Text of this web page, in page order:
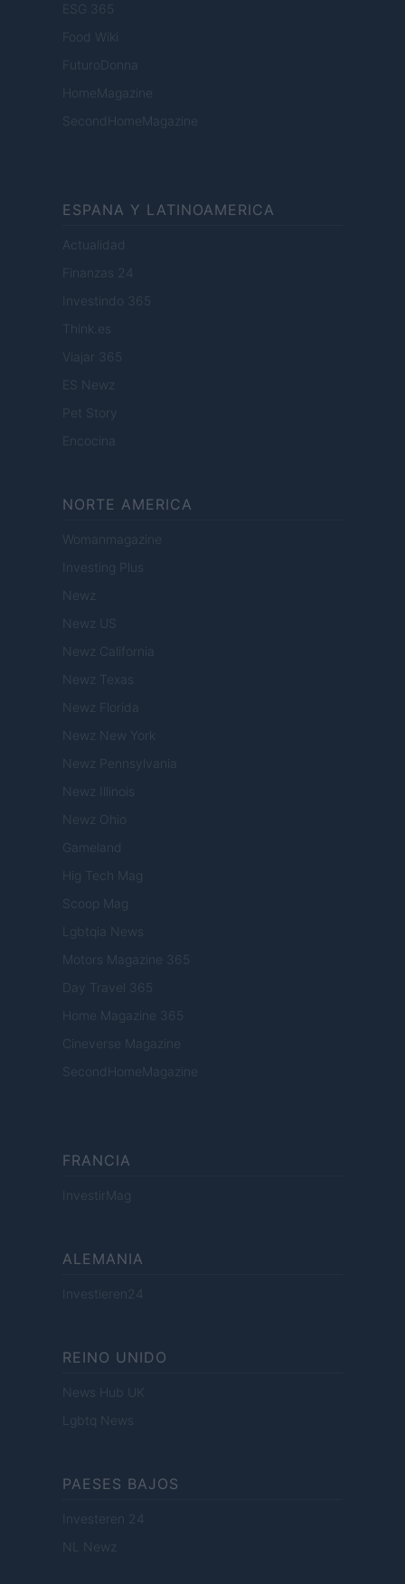
ESG 365
Food Wiki
FuturoDonna
HomeMagazine
SecondHomeMagazine
ESPANA Y LATINOAMERICA
Actualidad
Finanzas 24
Investindo 365
Think.es
Viajar 365
ES Newz
Pet Story
Encocina
NORTE AMERICA
Womanmagazine
Investing Plus
Newz
Newz US
Newz California
Newz Texas
Newz Florida
Newz New York
Newz Pennsylvania
Newz Illinois
Newz Ohio
Gameland
Hig Tech Mag
Scoop Mag
Lgbtqia News
Motors Magazine 365
Day Travel 365
Home Magazine 365
Cineverse Magazine
SecondHomeMagazine
FRANCIA
InvestirMag
ALEMANIA
Investieren24
REINO UNIDO
News Hub UK
Lgbtq News
PAESES BAJOS
Investeren 24
NL Newz